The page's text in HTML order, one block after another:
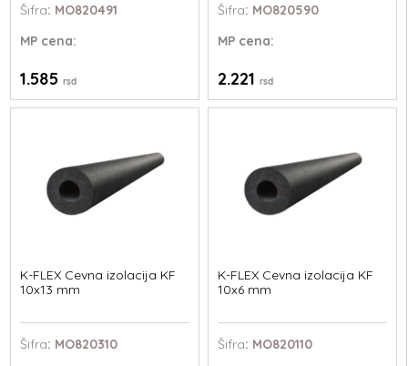
Šifra: MO820491
MP cena:
1.585rsd
Šifra: MO820590
MPcena:
2.221 rsd
K-FLEX Cevna izolacija KF
10x13 mm
Šifra: MO820310
K-FLEX Cevna izolacija KF
10x6 mm
Šifra: MO820110